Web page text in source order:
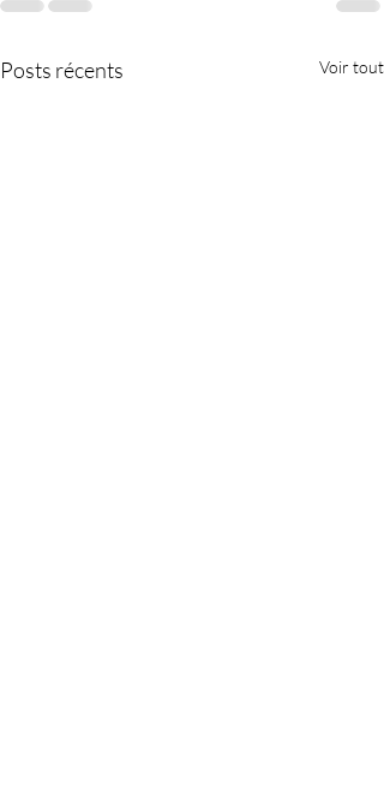
Posts récents Voir tout